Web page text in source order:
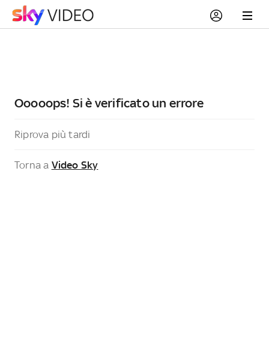
Ooooops! Si è verificato un errore
Riprova più tardi
Torna a Video Sky